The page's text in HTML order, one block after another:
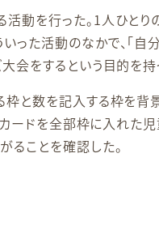
動を行った。1人ひと
た活動のなかで、「自
会をするという目的を持
枠と数を記入する枠を背
ドを全部枠に入れた児
ることを確認した。